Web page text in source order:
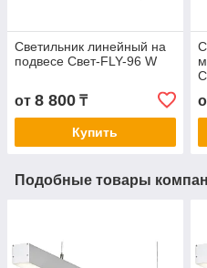
Светильник линейный на
подвесе Свет-FLY-96 W
от 8 800 ₸
Купить
Подобные товары